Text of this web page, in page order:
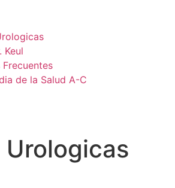
Keul
Frecuentes
de la Salud A-C